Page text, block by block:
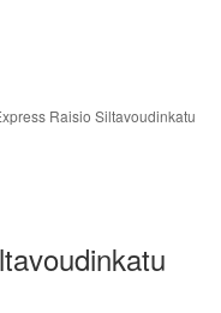
Raisio Siltavoudinkatu